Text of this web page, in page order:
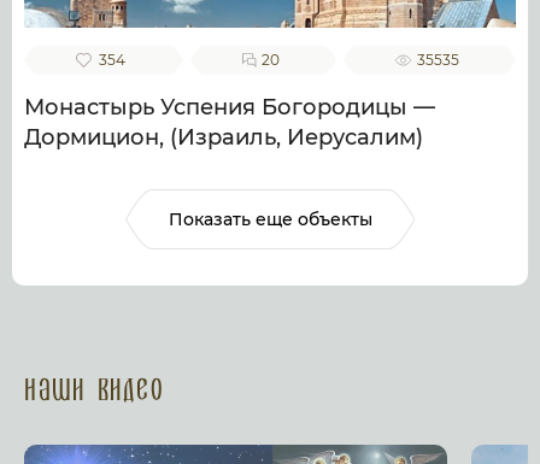
354 20 35535
Монастырь Успения Богородицы —
Дормицион, (Израиль, Иерусалим)
Показать еще объекты
Наши Видео